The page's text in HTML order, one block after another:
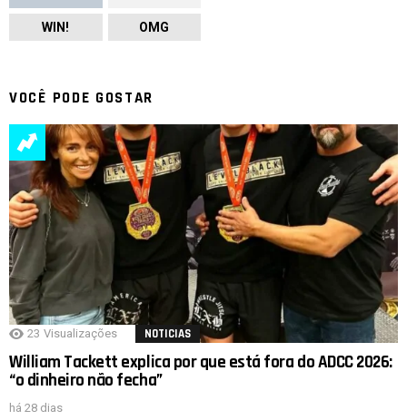
WIN! OMG
VOCÊ PODE GOSTAR
23 Visualizações NOTICIAS
William Tackett explica por que está fora do ADCC 2026:
“o dinheiro não fecha”
há 28 dias